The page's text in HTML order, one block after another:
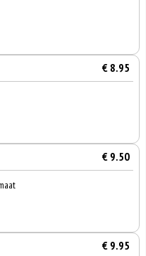
€ 8.95
€ 9.50
€ 9.95